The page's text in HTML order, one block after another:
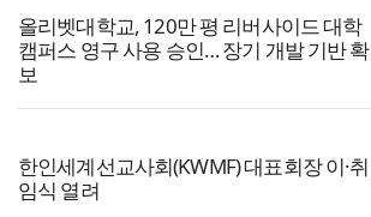
올리벳대학교, 120만 평 리버사이드 대학
캠퍼스 영구 사용 승인… 장기 개발 기반 확
보
한인세계선교사회(KWMF) 대표회장 이·취
임식 열려